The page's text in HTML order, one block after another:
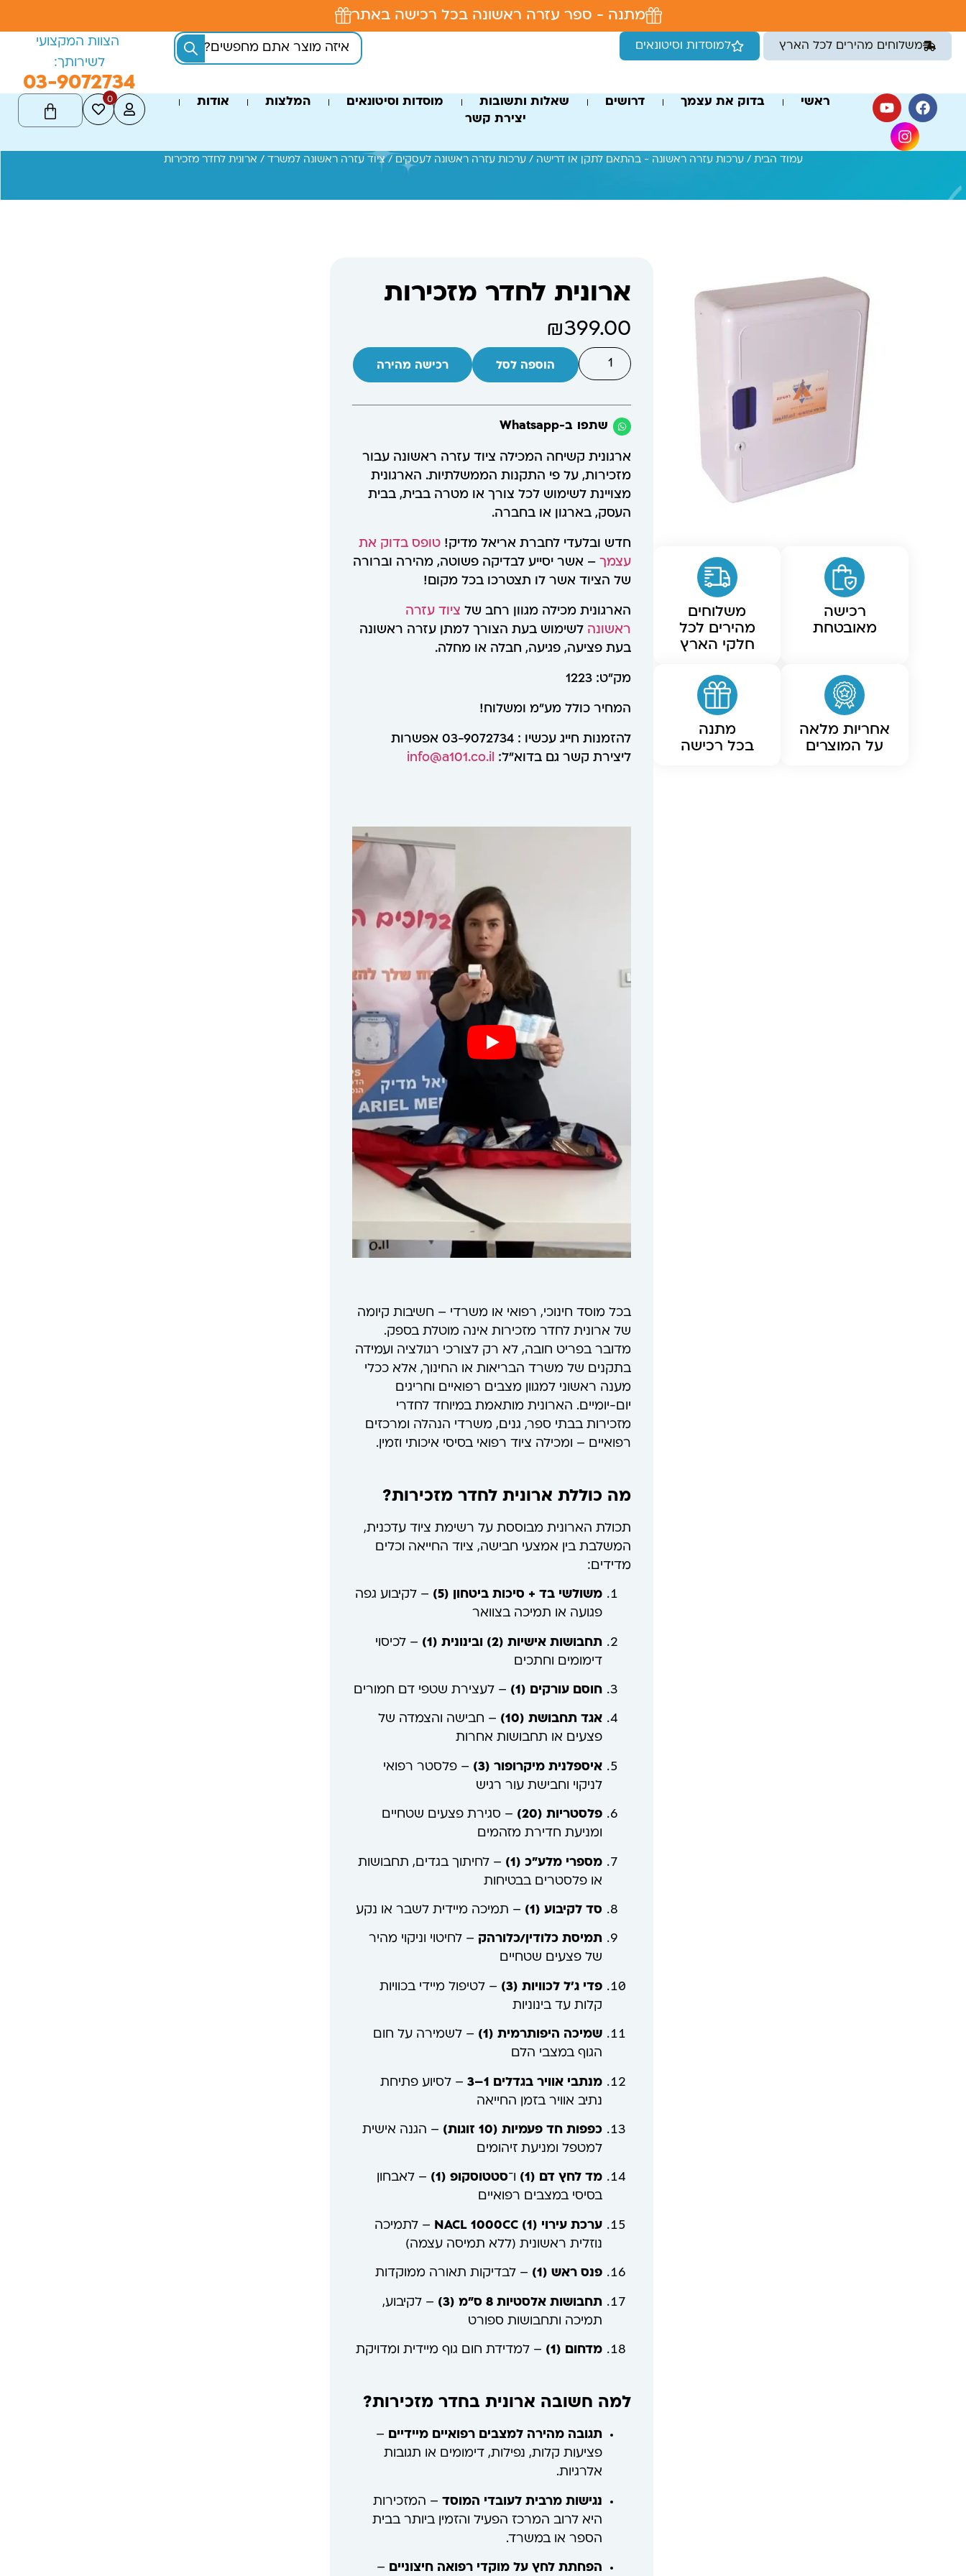
מתנה - ספר עזרה ראשונה בכל רכישה באתר
משלוחים מהירים לכל הארץ למוסדות וסיטונאים
הצוות המקצועי
לשירותך:
03-9072734
ראשי בדוק את עצמך דרושים שאלות ותשובות מוסדות וסיטונאים המלצות
אודות
יצירת קשר
0
עמוד הבית /ערכות עזרה ראשונה - בהתאם לתקן או דרישה /ערכות עזרה ראשונה לעסקים /ציוד עזרה ראשונה למשרד / ארונית לחדר מזכירות
רכישה
מאובטחת
משלוחים
מהירים לכל
חלקי הארץ
אחריות מלאה
על המוצרים
מתנה
בכל רכישה
ארונית לחדר מזכירות
₪399.00
הוספה לסל רכישה מהירה
שתפו ב-Whatsapp
ארגונית קשיחה המכילה ציוד עזרה ראשונה עבור
מזכירות, על פי התקנות הממשלתיות. הארגונית
מצויינת לשימוש לכל צורך או מטרה בבית, בבית
העסק, בארגון או בחברה.
חדש ובלעדי לחברת אריאל מדיק!טופס בדוק את
עצמך – אשר יסייע לבדיקה פשוטה, מהירה וברורה
של הציוד אשר לו תצטרכו בכל מקום!
הארגונית מכילה מגוון רחב של ציוד עזרה
ראשונה לשימוש בעת הצורך למתן עזרה ראשונה
בעת פציעה, פגיעה, חבלה או מחלה.
מק״ט: 1223
המחיר כולל מע״מ ומשלוח!
להזמנות חייג עכשיו : 03-9072734 אפשרות
ליצירת קשר גם בדוא”ל: info@a101.co.il
בכל מוסד חינוכי, רפואי או משרדי – חשיבות קיומה
של ארונית לחדר מזכירות אינה מוטלת בספק.
מדובר בפריט חובה, לא רק לצורכי רגולציה ועמידה
בתקנים של משרד הבריאות או החינוך, אלא ככלי
מענה ראשוני למגוון מצבים רפואיים וחריגים
יום-יומיים. הארונית מותאמת במיוחד לחדרי
מזכירות בבתי ספר, גנים, משרדי הנהלה ומרכזים
רפואיים – ומכילה ציוד רפואי בסיסי איכותי וזמין.
מה כוללת ארונית לחדר מזכירות?
תכולת הארונית מבוססת על רשימת ציוד עדכנית,
המשלבת בין אמצעי חבישה, ציוד החייאה וכלים
מדידים:
משולשי בד + סיכות ביטחון (5)
– לקיבוע גפה
פגועה או תמיכה בצוואר
תחבושות אישיות (2) ובינונית (1)
– לכיסוי
דימומים וחתכים
חוסם עורקים (1) – לעצירת שטפי דם חמורים
אגד תחבושת (10)
– חבישה והצמדה של
פצעים או תחבושות אחרות
איספלנית מיקרופור (3)
– פלסטר רפואי
לניקוי וחבישת עור רגיש
פלסטריות (20)
– סגירת פצעים שטחיים
ומניעת חדירת מזהמים
מספרי מלע”כ (1)
– לחיתוך בגדים, תחבושות
או פלסטרים בבטיחות
סד לקיבוע (1) – תמיכה מיידית לשבר או נקע
תמיסת כלודין/כלורהק – לחיטוי וניקוי מהיר
של פצעים שטחיים
פדי ג’ל לכוויות (3)
– לטיפול מיידי בכוויות
קלות עד בינוניות
שמיכה היפותרמית (1)
– לשמירה על חום
הגוף במצבי הלם
מנתבי אוויר בגדלים 1–3
– לסיוע פתיחת
נתיב אוויר בזמן החייאה
כפפות חד פעמיות (10 זוגות)
– הגנה אישית
למטפל ומניעת זיהומים
מד לחץ דם (1) ו־סטטוסקופ (1)
– לאבחון
בסיסי במצבים רפואיים
ערכת עירוי NACL 1000CC (1)
– לתמיכה
נוזלית ראשונית (ללא תמיסה עצמה)
פנס ראש (1) – לבדיקות תאורה ממוקדות
תחבושות אלסטיות 8 ס”מ (3)
– לקיבוע,
תמיכה ותחבושות ספורט
מדחום (1) – למדידת חום גוף מיידית ומדויקת
למה חשובה ארונית בחדר מזכירות?
תגובה מהירה למצבים רפואיים מיידיים –
פציעות קלות, נפילות, דימומים או תגובות
אלרגיות.
נגישות מרבית לעובדי המוסד – המזכירות
היא לרוב המרכז הפעיל והזמין ביותר בבית
הספר או במשרד.
הפחתת לחץ על מוקדי רפואה חיצוניים –